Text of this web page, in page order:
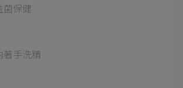
菌保健
著手洗精